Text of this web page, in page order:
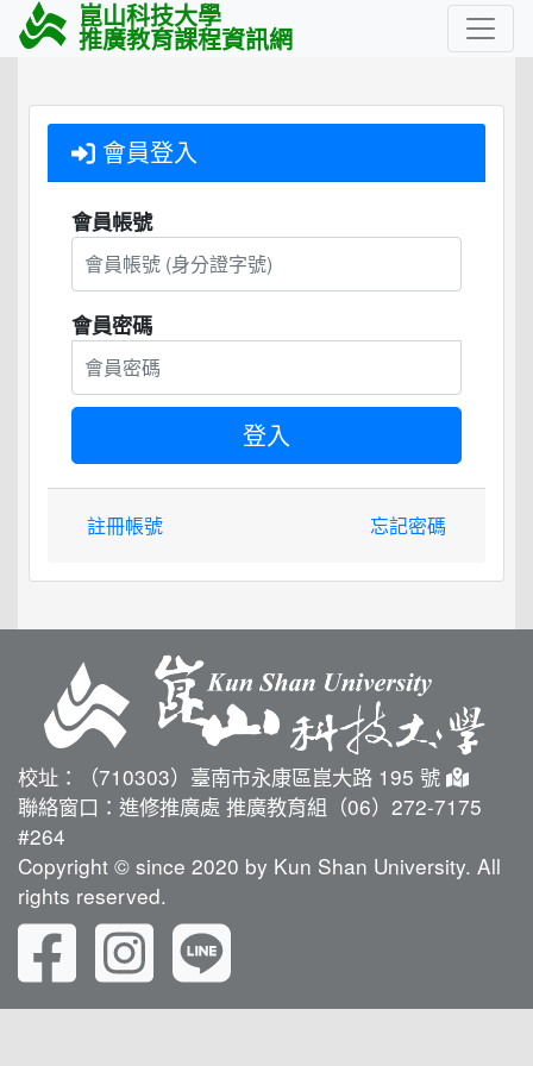
崑山科技大學
推廣教育課程資訊網
會員登入
會員帳號
會員密碼
註冊帳號 忘記密碼
校址：（710303）臺南市永康區崑大路 195 號
聯絡窗口：進修推廣處 推廣教育組（06）272-7175
#264
Copyright © since 2020 by Kun Shan University. All
rights reserved.